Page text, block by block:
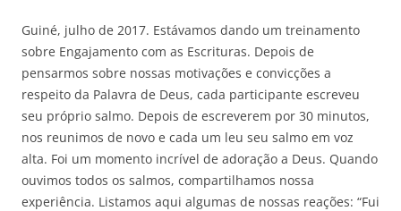
Guiné, julho de 2017. Estávamos dando um treinamento
sobre Engajamento com as Escrituras. Depois de
pensarmos sobre nossas motivações e convicções a
respeito da Palavra de Deus, cada participante escreveu
seu próprio salmo. Depois de escreverem por 30 minutos,
nos reunimos de novo e cada um leu seu salmo em voz
alta. Foi um momento incrível de adoração a Deus. Quando
ouvimos todos os salmos, compartilhamos nossa
experiência. Listamos aqui algumas de nossas reações: “Fui